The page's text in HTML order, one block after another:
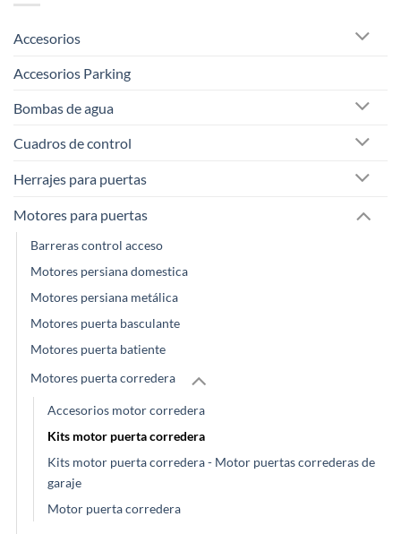
Accesorios
Accesorios Parking
Bombas de agua
Cuadros de control
Herrajes para puertas
Motores para puertas
Barreras control acceso
Motores persiana domestica
Motores persiana metálica
Motores puerta basculante
Motores puerta batiente
Motores puerta corredera
Accesorios motor corredera
Kits motor puerta corredera
Kits motor puerta corredera - Motor puertas correderas de
garaje
Motor puerta corredera